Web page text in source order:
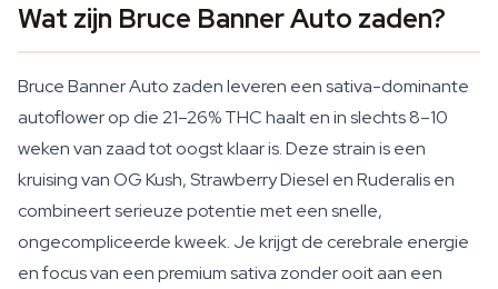
Wat zijn Bruce Banner Auto zaden?
Bruce Banner Auto zaden leveren een sativa-dominante
autoflower op die 21–26% THC haalt en in slechts 8–10
weken van zaad tot oogst klaar is. Deze strain is een
kruising van OG Kush, Strawberry Diesel en Ruderalis en
combineert serieuze potentie met een snelle,
ongecompliceerde kweek. Je krijgt de cerebrale energie
en focus van een premium sativa zonder ooit aan een